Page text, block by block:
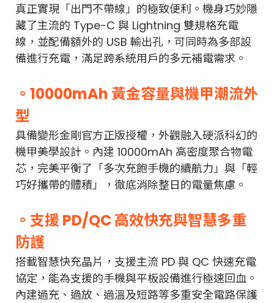
真正實現「出門不帶線」的極致便利。機身巧妙隱
藏了主流的 Type-C 與 Lightning 雙規格充電
線，並配備額外的 USB 輸出孔，可同時為多部設
備進行充電，滿足跨系統用戶的多元補電需求。
。10000mAh 黃金容量與機甲潮流外
型
具備變形金剛官方正版授權，外觀融入硬派科幻的
機甲美學設計。內建 10000mAh 高密度聚合物電
芯，完美平衡了「多次充飽手機的續航力」與「輕
巧好攜帶的體積」，徹底消除整日的電量焦慮。
。支援 PD/QC 高效快充與智慧多重
防護
搭載智慧快充晶片，支援主流 PD 與 QC 快速充電
協定，能為支援的手機與平板設備進行極速回血。
內建過充、過放、過溫及短路等多重安全電路保護